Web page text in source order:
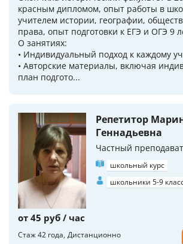
красным дипломом, опыт работы в
учителем истории, географии,
права, опыт подготовки к ЕГЭ и ОГЭ 9
О занятиях:
• Индивидуальный подход к каждому
• Авторские материалы, включая
план подгото...
Репетитор
Геннадьевна
Частный
школьный курс
школьники 5-9
от 45 руб / час
Стаж 42 года Дистанционно